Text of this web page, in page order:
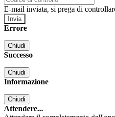
E-mail inviata, si prega di
Errore
Chiudi
Successo
Chiudi
Informazione
Chiudi
Attendere...